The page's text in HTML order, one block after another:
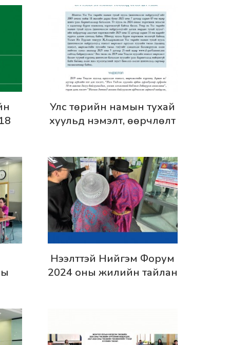
Дэлгэрэнгүй
Улс төрийн намын тухай
хуульд нэмэлт, өөрчлөлт
Хуулийн шүүмж №50
Дэлгэрэнгүй
Нээлттэй Нийгэм Форум
2024 оны жилийн тайлан